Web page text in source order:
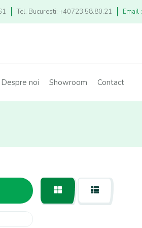
Tel. Bucuresti: +40723.58.80.21 Email :
Despre noi Showroom Contact